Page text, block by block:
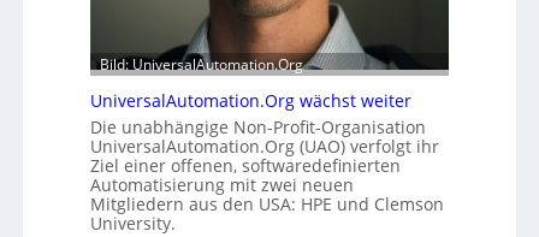
s
b
a
u
h
e
m
m
n
2
0
u
n
d
4
0
A
Bild: UniversalAutomation.Org
UniversalAutomation.Org wächst weiter
Die unabhängige Non-Profit-Organisation
UniversalAutomation.Org (UAO) verfolgt ihr
Ziel einer offenen, softwaredefinierten
Automatisierung mit zwei neuen
Mitgliedern aus den USA: HPE und Clemson
University.